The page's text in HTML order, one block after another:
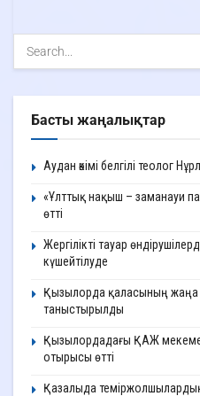
Басты жаңалықтар
Аудан әкімі белгілі теолог
«Ұлттық нақыш – заманауи
өтті
Жергілікті тауар
күшейтілуде
Қызылорда қаласының жаңа
таныстырылды
Қызылордадағы ҚАЖ
отырысы өтті
Қазалыда теміржолшылардың